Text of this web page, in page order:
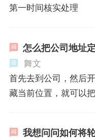
第一时间核实处理
怎么把公司地址
舞文
首先去到公司，然后
藏当前位置，就可以
我想问问如何将